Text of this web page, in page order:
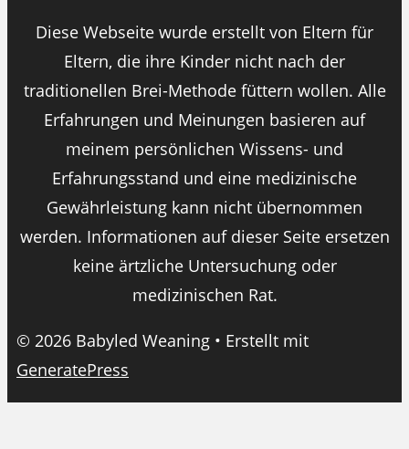
Diese Webseite wurde erstellt von Eltern für
Eltern, die ihre Kinder nicht nach der
traditionellen Brei-Methode füttern wollen. Alle
Erfahrungen und Meinungen basieren auf
meinem persönlichen Wissens- und
Erfahrungsstand und eine medizinische
Gewährleistung kann nicht übernommen
werden. Informationen auf dieser Seite ersetzen
keine ärtzliche Untersuchung oder
medizinischen Rat.
© 2026 Babyled Weaning • Erstellt mit
GeneratePress